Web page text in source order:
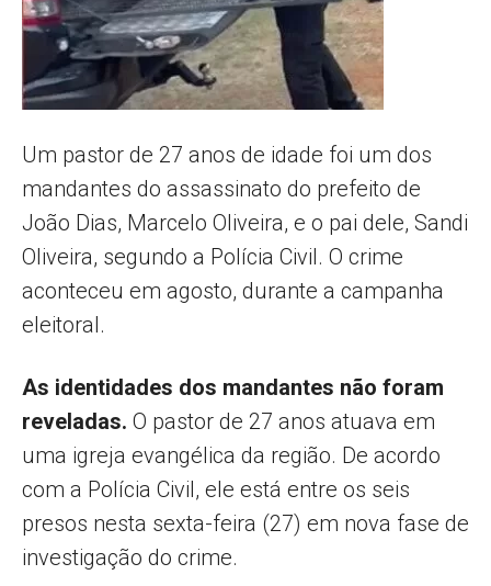
Um pastor de 27 anos de idade foi um dos
mandantes do assassinato do prefeito de
João Dias, Marcelo Oliveira, e o pai dele, Sandi
Oliveira, segundo a Polícia Civil. O crime
aconteceu em agosto, durante a campanha
eleitoral.
As identidades dos mandantes não foram
reveladas. O pastor de 27 anos atuava em
uma igreja evangélica da região. De acordo
com a Polícia Civil, ele está entre os seis
presos nesta sexta-feira (27) em nova fase de
investigação do crime.